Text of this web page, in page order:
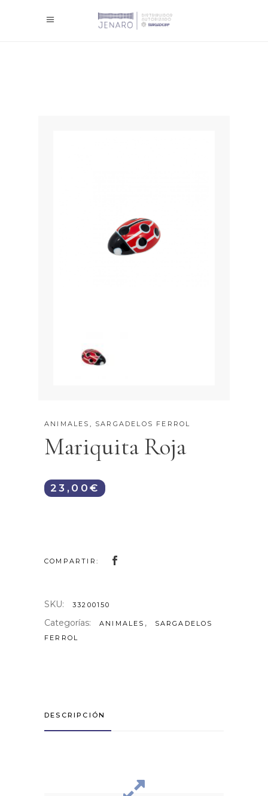
ANIMALES , SARGADELOS FERROL
Mariquita Roja
23,00 €
COMPARTIR:
SKU: 33200150
Categorías: ANIMALES ,
SARGADELOS
FERROL
DESCRIPCIÓN